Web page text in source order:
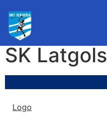
SK Latgols
Logo